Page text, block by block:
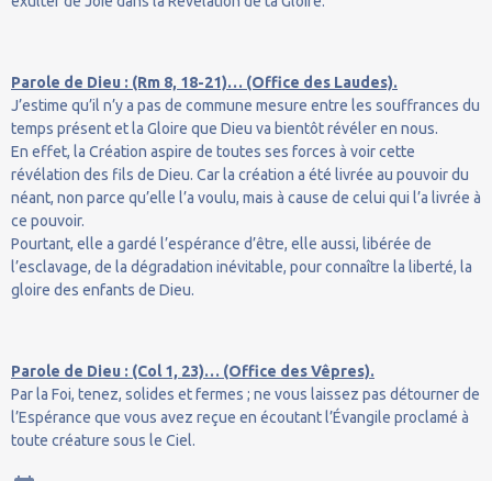
Parole de Dieu : (Rm 8, 18-21)… (Office des Laudes).
J’estime qu’il n’y a pas de commune mesure entre les souffrances du
temps présent et la Gloire que Dieu va bientôt révéler en nous.
En effet, la Création aspire de toutes ses forces à voir cette
révélation des fils de Dieu. Car la création a été livrée au pouvoir du
néant, non parce qu’elle l’a voulu, mais à cause de celui qui l’a livrée à
ce pouvoir.
Pourtant, elle a gardé l’espérance d’être, elle aussi, libérée de
l’esclavage, de la dégradation inévitable, pour connaître la liberté, la
gloire des enfants de Dieu.
Parole de Dieu : (Col 1, 23)… (Office des Vêpres).
Par la Foi, tenez, solides et fermes ; ne vous laissez pas détourner de
l’Espérance que vous avez reçue en écoutant l’Évangile proclamé à
toute créature sous le Ciel.